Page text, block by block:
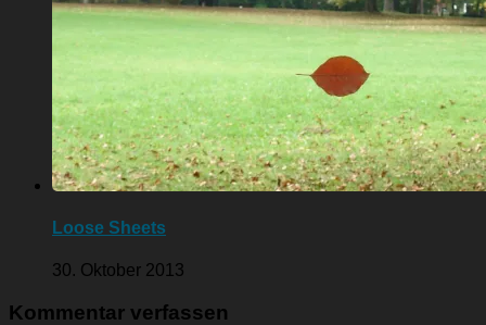
Loose Sheets
30. Oktober 2013
Kommentar verfassen